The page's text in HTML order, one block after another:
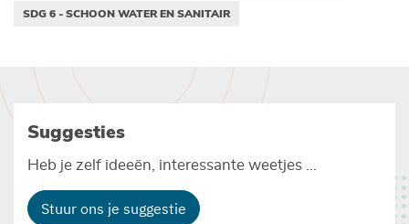
SDG 6 - SCHOON WATER EN SANITAIR
Suggesties
Heb je zelf ideeën, interessante weetjes ...
Stuur ons je suggestie